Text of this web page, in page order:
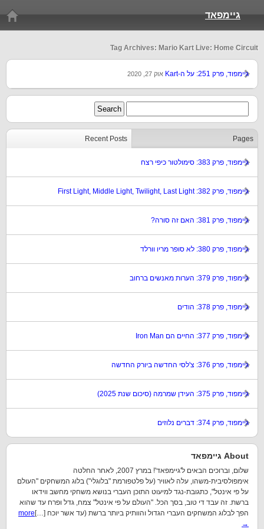
גיימפאד
Tag Archives: Mario Kart Live: Home Circuit
גיימפוד, פרק 251: על ה-Kart אוק 27, 2020
Recent Posts Pages
גיימפוד, פרק 383: סימולטור כיפי רצח
גיימפוד, פרק 382: First Light, Middle Light, Twilight, Last Light
גיימפוד, פרק 381: האם זה סורה?
גיימפוד, פרק 380: לא סופר מריו וורלד
גיימפוד, פרק 379: הערות מאנשים ברחוב
גיימפוד, פרק 378: הודים
גיימפוד, פרק 377: החיים הם Iron Man
גיימפוד, פרק 376: צ'לסי החדשה ביורק החדשה
גיימפוד, פרק 375: העידן שמרמה (סיכום שנת 2025)
גיימפוד, פרק 374: דברים נלוזים
About גיימפאד
שלום, וברוכים הבאים ל'גיימפאד'! במרץ 2007, לאחר החלטה
אימפולסיבית-משהו, עלה לאוויר (על פלטפורמת "בלוגלי") בלוג המשחקים "העולם
על פי אינטל", כתגובת-נגד למיעוט התוכן העברי בנושא משחקי מחשב ווידאו
ברשת. זה עבד די טוב, בסך הכל. "העולם על פי אינטל" צמח, גדל ופרח עד שהוא
הפך לבלוג המשחקים העברי הגדול והוותיק ביותר ברשת (עד אשר יוכח […] more
→